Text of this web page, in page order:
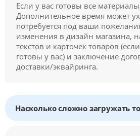
Если у вас готовы все
Дополнительное время может
потребуется под ваши
изменения в дизайн магазина,
текстов и карточек товаров
готовы у вас) и заключение
доставки/эквайринга.
Насколько сложно загружать